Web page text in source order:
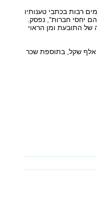
רבות בכתבי טענותיו
יחסי חברות", נפסק.
של התובעת ומן הראוי
בסיכומו של דבר הורה השופט לנתבע לשלם לתובעת כ-116 אלף שקל, בתוספת שכר